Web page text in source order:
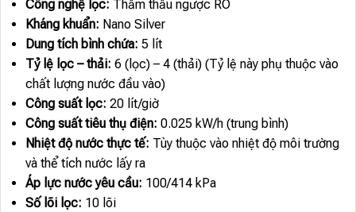
Công nghệ lọc: Thẩm thấu ngược RO
Kháng khuẩn: Nano Silver
Dung tích bình chứa: 5 lít
Tỷ lệ lọc – thải: 6 (lọc) – 4 (thải) (Tỷ lệ này phụ thuộc vào
chất lượng nước đầu vào)
Công suất lọc: 20 lít/giờ
Công suất tiêu thụ điện: 0.025 kW/h (trung bình)
Nhiệt độ nước thực tế: Tùy thuộc vào nhiệt độ môi trường
và thể tích nước lấy ra
Áp lực nước yêu cầu: 100/414 kPa
Số lõi lọc: 10 lõi